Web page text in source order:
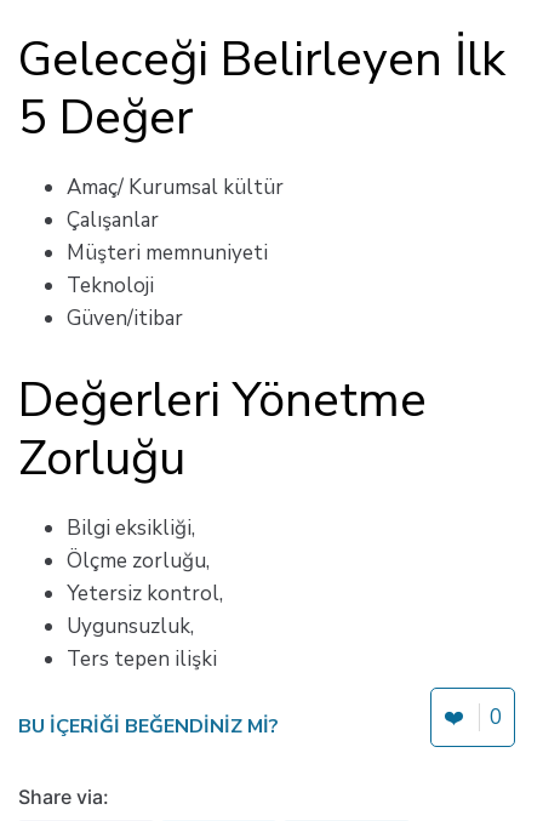
Geleceği Belirleyen İlk
5 Değer
Amaç/ Kurumsal kültür
Çalışanlar
Müşteri memnuniyeti
Teknoloji
Güven/itibar
Değerleri Yönetme
Zorluğu
Bilgi eksikliği,
Ölçme zorluğu,
Yetersiz kontrol,
Uygunsuzluk,
Ters tepen ilişki
BU IÇERIĞI BEĞENDINIZ MI? ❤️ 0
Share via: